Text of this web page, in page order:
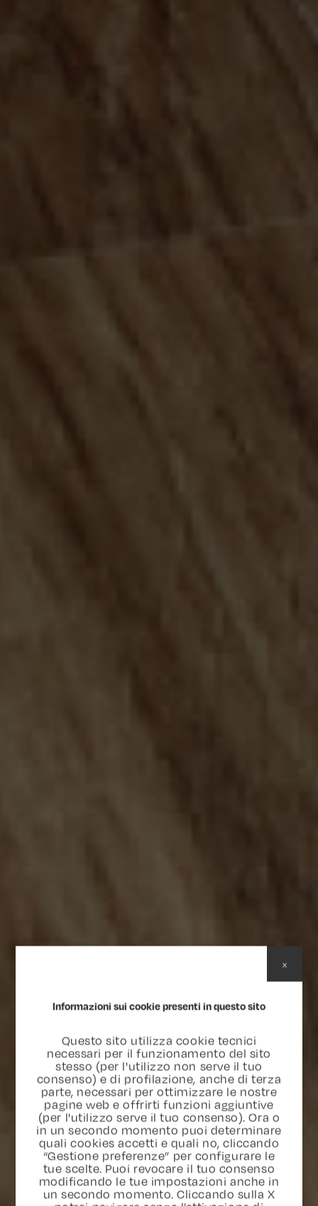
Informazioni sui cookie presenti in questo sito
Questo sito utilizza cookie tecnici
necessari per il funzionamento del sito
stesso (per l'utilizzo non serve il tuo
consenso) e di profilazione, anche di terza
parte, necessari per ottimizzare le nostre
pagine web e offrirti funzioni aggiuntive
(per l'utilizzo serve il tuo consenso). Ora o
in un secondo momento puoi determinare
quali cookies accetti e quali no, cliccando
“Gestione preferenze” per configurare le
tue scelte. Puoi revocare il tuo consenso
modificando le tue impostazioni anche in
un secondo momento. Cliccando sulla X
x